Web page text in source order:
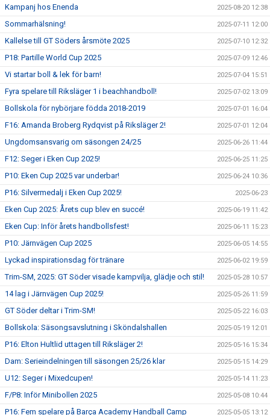
Kampanj hos Enenda 2025-08-20 12:38
Sommarhälsning! 2025-07-11 12:00
Kallelse till GT Söders årsmöte 2025 2025-07-10 12:32
P18: Partille World Cup 2025 2025-07-09 12:46
Vi startar boll & lek för barn! 2025-07-04 15:51
Fyra spelare till Riksläger 1 i beachhandboll! 2025-07-02 13:09
Bollskola för nybörjare födda 2018-2019 2025-07-01 16:04
F16: Amanda Broberg Rydqvist på Riksläger 2! 2025-07-01 12:04
Ungdomsansvarig om säsongen 24/25 2025-06-26 11:44
F12: Seger i Eken Cup 2025! 2025-06-25 11:25
P10: Eken Cup 2025 var underbar! 2025-06-24 10:36
P16: Silvermedalj i Eken Cup 2025! 2025-06-23
Eken Cup 2025: Årets cup blev en succé! 2025-06-19 11:42
Eken Cup: Inför årets handbollsfest! 2025-06-11 15:23
P10: Järnvägen Cup 2025 2025-06-05 14:55
Lyckad inspirationsdag för tränare 2025-06-02 19:59
Trim-SM, 2025: GT Söder visade kampvilja, glädje och stil! 2025-05-28 10:57
14 lag i Järnvägen Cup 2025! 2025-05-26 11:59
GT Söder deltar i Trim-SM! 2025-05-22 16:03
Bollskola: Säsongsavslutning i Sköndalshallen 2025-05-19 12:01
P16: Elton Hultlid uttagen till Riksläger 2! 2025-05-16 15:34
Dam: Serieindelningen till säsongen 25/26 klar 2025-05-15 14:29
U12: Seger i Mixedcupen! 2025-05-14 11:23
F/P8: Inför Minibollen 2025 2025-05-08 10:44
P16: Fem spelare på Barça Academy Handball Camp 2025-05-05 13:12